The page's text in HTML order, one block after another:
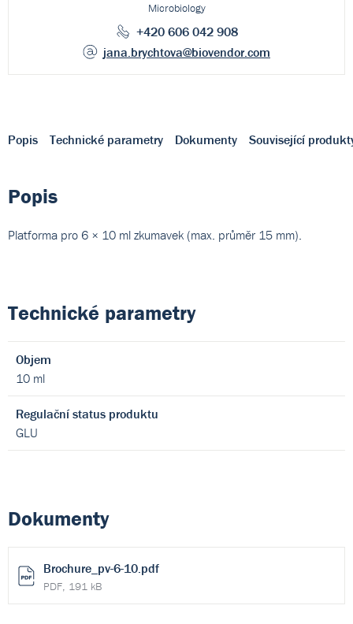
Microbiology
+420 606 042 908
jana.brychtova@biovendor.com
Popis Technické parametry Dokumenty Související
Popis
Platforma pro 6 × 10 ml zkumavek (max. průměr 15 mm).
Technické parametry
Objem
10 ml
Regulační status produktu
GLU
Dokumenty
Brochure_pv-6-10.pdf
PDF, 191 kB